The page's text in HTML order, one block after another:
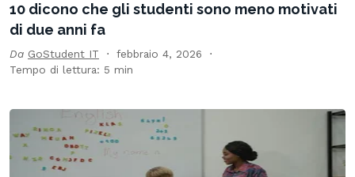
10 dicono che gli studenti sono meno motivati
di due anni fa
Da GoStudent IT
febbraio 4, 2026
Tempo di lettura: 5 min